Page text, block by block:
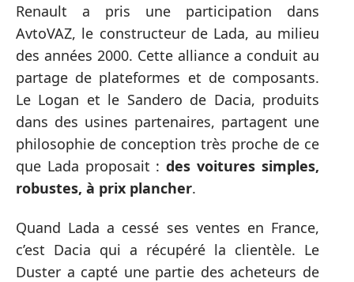
Renault a pris une participation dans
AvtoVAZ, le constructeur de Lada, au milieu
des années 2000. Cette alliance a conduit au
partage de plateformes et de composants.
Le Logan et le Sandero de Dacia, produits
dans des usines partenaires, partagent une
philosophie de conception très proche de ce
que Lada proposait :des voitures simples,
robustes, à prix plancher.
Quand Lada a cessé ses ventes en France,
c’est Dacia qui a récupéré la clientèle. Le
Duster a capté une partie des acheteurs de